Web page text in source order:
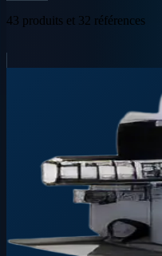
43 produits et 32 références